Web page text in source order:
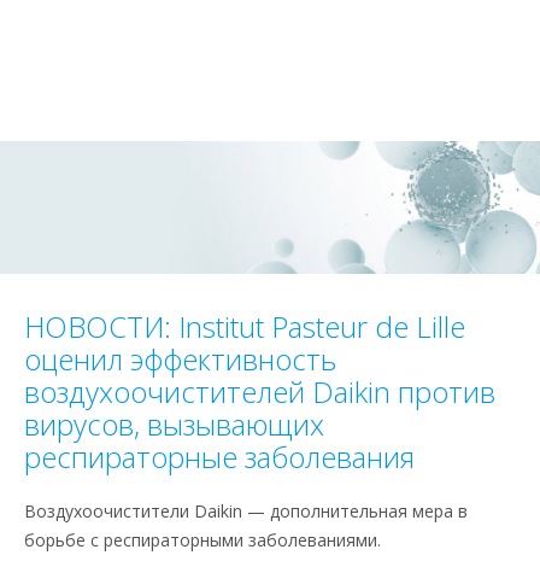
НОВОСТИ: Institut Pasteur de Lille
оценил эффективность
воздухоочистителей Daikin против
вирусов, вызывающих
респираторные заболевания
Воздухоочистители Daikin — дополнительная мера в
борьбе с респираторными заболеваниями.